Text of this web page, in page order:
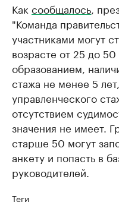
Как сообщалось ,
"Команда
участниками могут
возрасте от 25 до
образованием,
стажа не менее 5
управленческого
отсутствием
значения не имеет.
старше 50 могут
анкету и попасть в
руководителей.
Теги